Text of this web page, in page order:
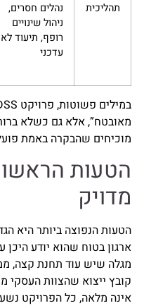
תהליכית
נהלים חסרים,
ניהול שינויים
רופף, תיעוד לא
עדכני
מאובטח”, אלא גם כשלא
מוכיחים שהבקרה באמת
הטעות
מדויק
הטעות הנפוצה ביותר היא
ארגון בטוח שהוא יודע
מגלה שיש עוד תחנת קצה,
קובץ ייצוא שהצוות
אינה מלאה, כל הפרויקט